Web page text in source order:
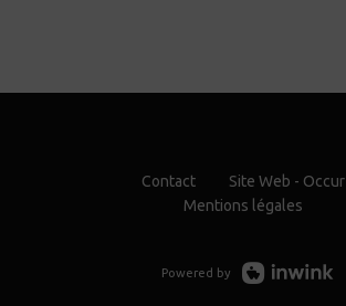
Contact
Site Web - Occur
Mentions légales
Powered by